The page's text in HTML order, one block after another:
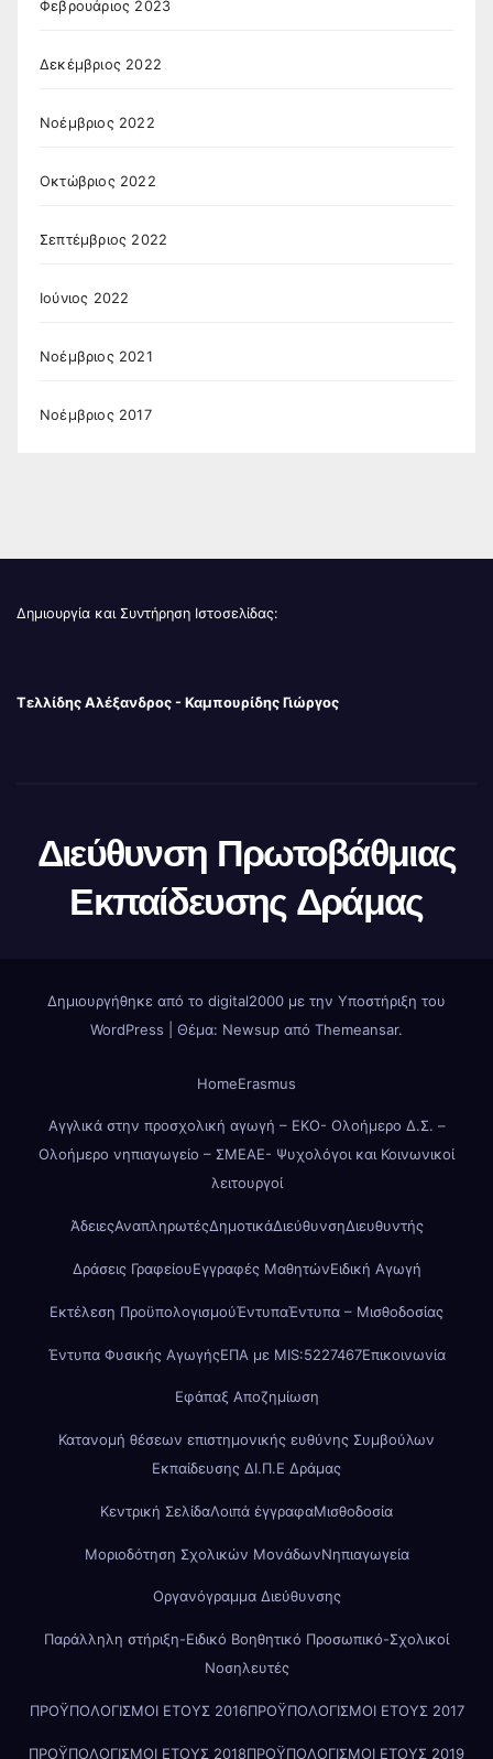
Φεβρουάριος 2023
Δεκέμβριος 2022
Νοέμβριος 2022
Οκτώβριος 2022
Σεπτέμβριος 2022
Ιούνιος 2022
Νοέμβριος 2021
Νοέμβριος 2017
Δημιουργία και Συντήρηση Ιστοσελίδας:
Τελλίδης Αλέξανδρος - Καμπουρίδης Γιώργος
Διεύθυνση Πρωτοβάθμιας
Εκπαίδευσης Δράμας
Δημιουργήθηκε από το digital2000 με την Υποστήριξη του
WordPress
Θέμα: Newsup από Themeansar.
HomeErasmus
Αγγλικά στην προσχολική αγωγή – ΕΚΟ- Ολοήμερο Δ.Σ. –
Ολοήμερο νηπιαγωγείο – ΣΜΕΑΕ- Ψυχολόγοι και Κοινωνικοί
λειτουργοί
ΆδειεςΑναπληρωτέςΔημοτικάΔιεύθυνσηΔιευθυντής
Δράσεις ΓραφείουΕγγραφές ΜαθητώνΕιδική Αγωγή
Εκτέλεση ΠροϋπολογισμούΈντυπαΈντυπα – Μισθοδοσίας
Έντυπα Φυσικής ΑγωγήςΕΠΑ με MIS:5227467Επικοινωνία
Εφάπαξ Αποζημίωση
Κατανομή θέσεων επιστημονικής ευθύνης Συμβούλων
Εκπαίδευσης ΔΙ.Π.Ε Δράμας
Κεντρική ΣελίδαΛοιπά έγγραφαΜισθοδοσία
Μοριοδότηση Σχολικών ΜονάδωνΝηπιαγωγεία
Οργανόγραμμα Διεύθυνσης
Παράλληλη στήριξη-Ειδικό Βοηθητικό Προσωπικό-Σχολικοί
Νοσηλευτές
ΠΡΟΫΠΟΛΟΓΙΣΜΟΙ ΕΤΟΥΣ 2016ΠΡΟΫΠΟΛΟΓΙΣΜΟΙ ΕΤΟΥΣ 2017
ΠΡΟΫΠΟΛΟΓΙΣΜΟΙ ΕΤΟΥΣ 2018ΠΡΟΫΠΟΛΟΓΙΣΜΟΙ ΕΤΟΥΣ 2019